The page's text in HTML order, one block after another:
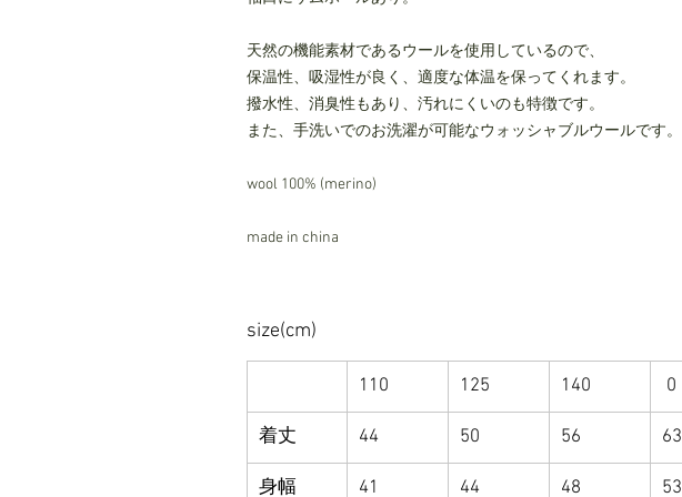
天然の機能素材であるウールを使用しているので、
保温性、吸湿性が良く、適度な体温を保ってくれます。
撥水性、消臭性もあり、汚れにくいのも特徴です。
また、手洗いでのお洗濯が可能なウォッシャブルウールです。
wool 100% (merino)
made in china
size(cm)
110 125 140 0
着丈 44 50 56 63
身幅 41 44 48 53